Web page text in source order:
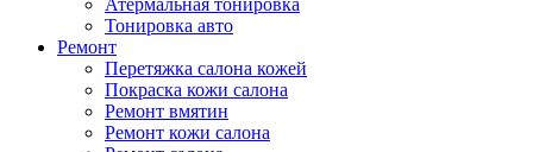
Атермальная тонировка
Тонировка авто
Ремонт
Перетяжка салона кожей
Покраска кожи салона
Ремонт вмятин
Ремонт кожи салона